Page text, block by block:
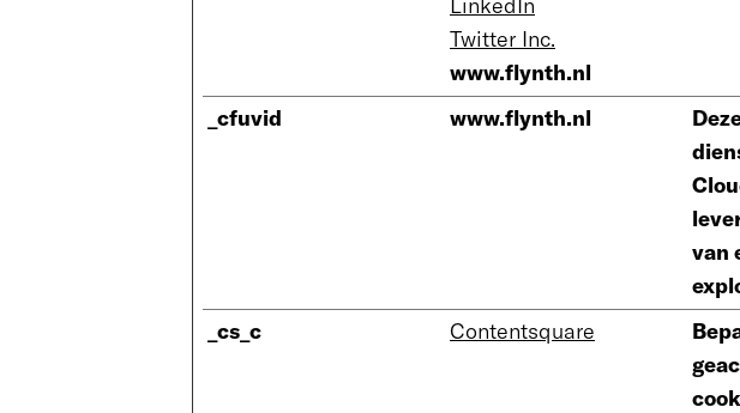
Twitter Inc.
www.flynth.nl
_cfuvid www.flynth.nl
van
_cs_c Contentsquare